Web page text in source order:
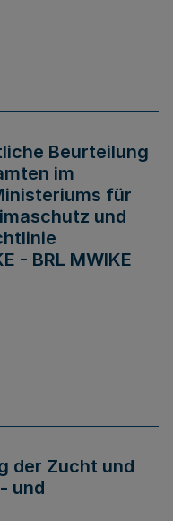
Beurteilung
im
für
und
- BRL MWIKE
der Zucht und
und